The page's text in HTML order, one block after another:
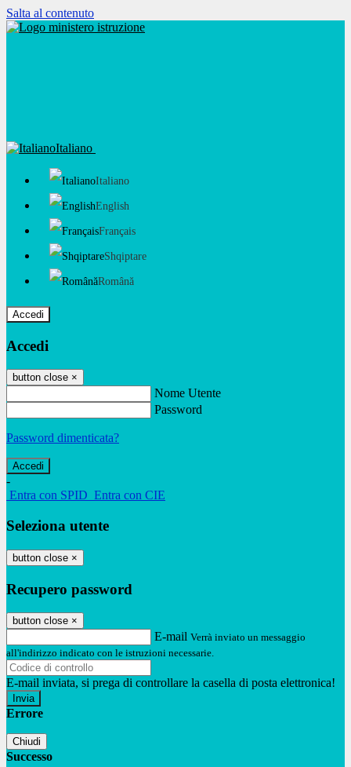
Salta al contenuto
Italiano
Italiano
English
Français
Shqiptare
Română
Accedi
Accedi
button close ×
Nome Utente
Password
Password dimenticata?
-
Entra con SPID Entra con CIE
Seleziona utente
button close ×
Recupero password
button close ×
E-mail Verrà inviato un messaggio
all'indirizzo indicato con le istruzioni necessarie.
E-mail inviata, si prega di controllare la casella di posta elettronica!
Errore
Chiudi
Successo